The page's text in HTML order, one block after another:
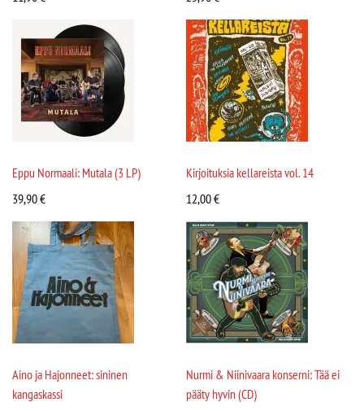
Eppu Normaali: Mutala (3 LP)
39,90€
Kirjoituksia kellareista vol. 14
12,00€
Aino ja Hajonneet: sininen
kangaskassi
Nurmi & Niinivaara konserni: Tää ei
pääty hyvin (CD)